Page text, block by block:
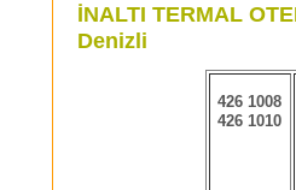
İNALTI TERMAL
Denizli
426 1008
426 1010